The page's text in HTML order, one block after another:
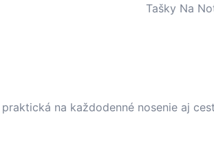
Tašky Na
na každodenné nosenie aj